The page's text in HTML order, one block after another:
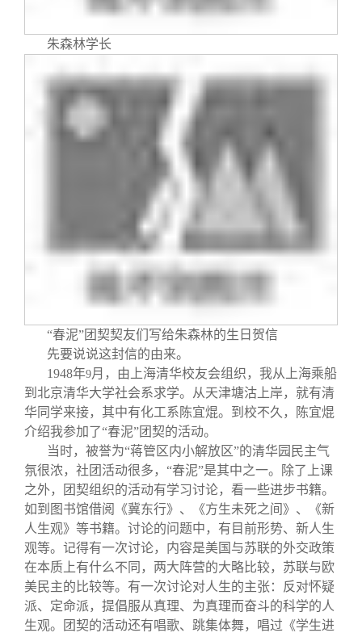
联系我们
朱森林学长
“春泥”团契契友们写给朱森林的生日贺信
先要说说这封信的由来。
1948年9月，由上海清华校友会组织，我从上海乘船
到北京清华大学社会系求学。从天津塘沽上岸，就有清
华同学来接，其中有化工系陈宜焜。到校不久，陈宜焜
介绍我参加了“春泥”团契的活动。
当时，被誉为“蒋管区内小解放区”的清华园民主气
氛很浓，社团活动很多，“春泥”是其中之一。除了上课
之外，团契组织的活动有学习讨论，看一些进步书籍。
如到图书馆借阅《冀东行》、《方生未死之间》、《新
人生观》等书籍。讨论的问题中，有目前形势、新人生
观等。记得有一次讨论，内容是美国与苏联的外交政策
在本质上有什么不同，两大阵营的大略比较，苏联与欧
美民主的比较等。有一次讨论对人生的主张：反对怀疑
派、定命派，提倡服从真理、为真理而奋斗的科学的人
生观。团契的活动还有唱歌、跳集体舞，唱过《学生进